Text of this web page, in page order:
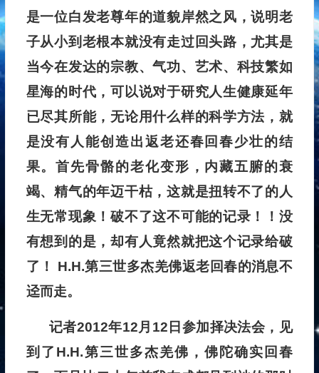
是一位白发老尊年的道貌岸然之风，说明老
子从小到老根本就没有走过回头路，尤其是
当今在发达的宗教、气功、艺术、科技繁如
星海的时代，可以说对于研究人生健康延年
已尽其所能，无论用什么样的科学方法，就
是没有人能创造出返老还春回春少壮的结
果。首先骨骼的老化变形，内藏五腑的衰
竭、精气的年迈干枯，这就是扭转不了的人
生无常现象！破不了这不可能的记录！！没
有想到的是，却有人竟然就把这个记录给破
了！ H.H.第三世多杰羌佛返老回春的消息不
迳而走。
记者2012年12月12日参加择决法会，见
到了H.H.第三世多杰羌佛，佛陀确实回春